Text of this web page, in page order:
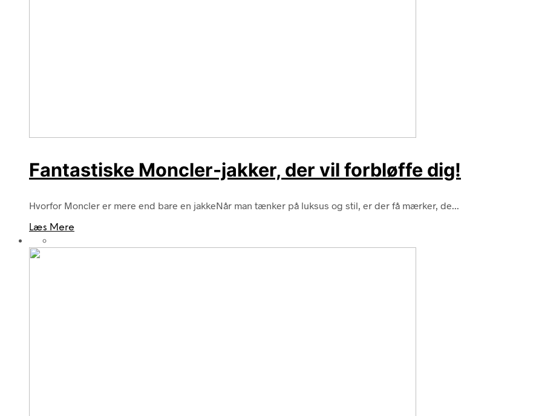
Fantastiske Moncler-jakker, der vil forbløffe dig!
Hvorfor Moncler er mere end bare en jakkeNår man tænker på luksus og stil, er der få mærker, de...
Læs Mere